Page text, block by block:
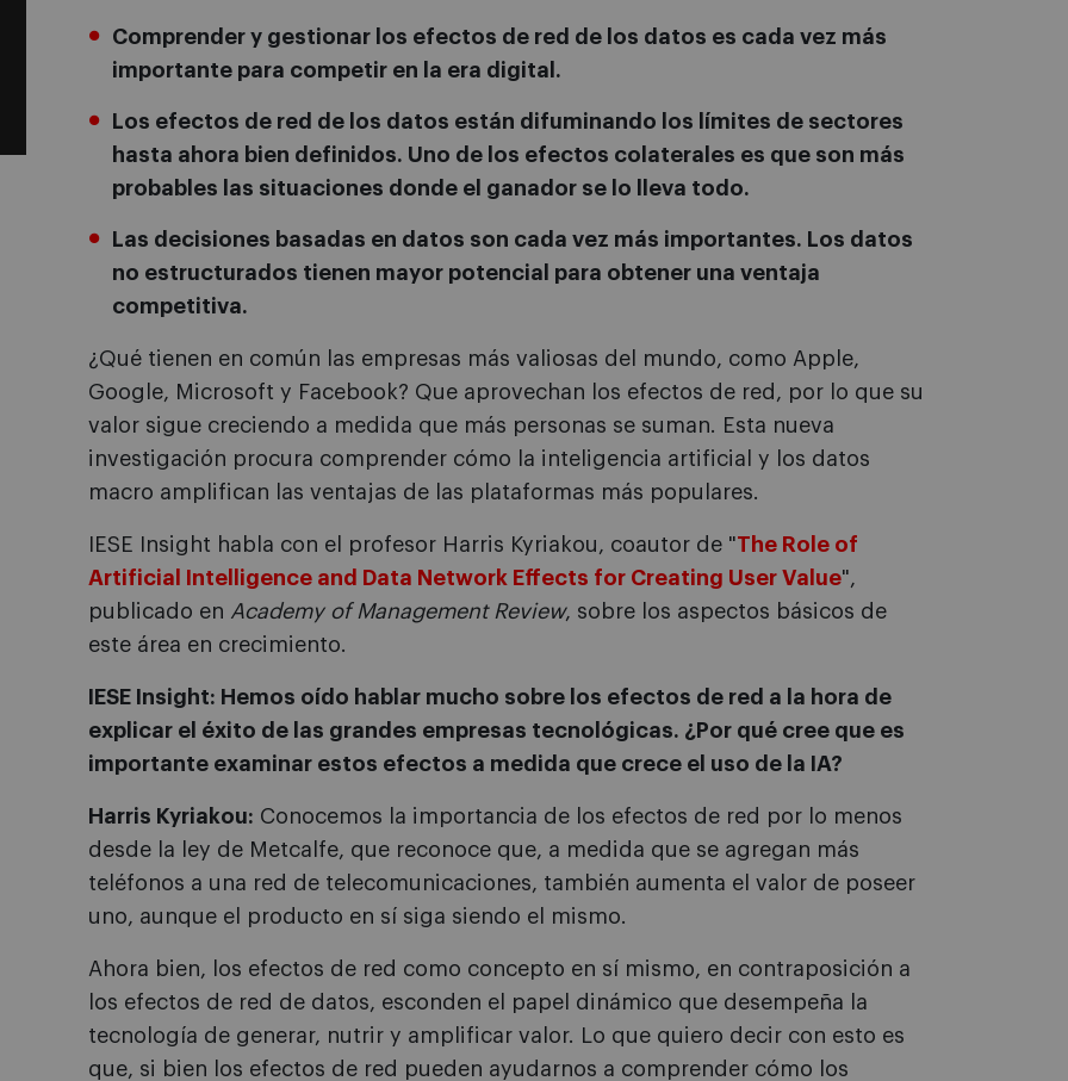
Comprender y gestionar los efectos de red de los datos es cada vez más
importante para competir en la era digital.
Los efectos de red de los datos están difuminando los límites de sectores
hasta ahora bien definidos. Uno de los efectos colaterales es que son más
probables las situaciones donde el ganador se lo lleva todo.
Las decisiones basadas en datos son cada vez más importantes. Los datos
no estructurados tienen mayor potencial para obtener una ventaja
competitiva.
¿Qué tienen en común las empresas más valiosas del mundo, como Apple,
Google, Microsoft y Facebook? Que aprovechan los efectos de red, por lo que su
valor sigue creciendo a medida que más personas se suman. Esta nueva
investigación procura comprender cómo la inteligencia artificial y los datos
macro amplifican las ventajas de las plataformas más populares.
IESE Insight habla con el profesor Harris Kyriakou, coautor de "The Role of
Artificial Intelligence and Data Network Effects for Creating User Value",
publicado en Academy of Management Review, sobre los aspectos básicos de
este área en crecimiento.
IESE Insight: Hemos oído hablar mucho sobre los efectos de red a la hora de
explicar el éxito de las grandes empresas tecnológicas. ¿Por qué cree que es
importante examinar estos efectos a medida que crece el uso de la IA?
Harris Kyriakou: Conocemos la importancia de los efectos de red por lo menos
desde la ley de Metcalfe, que reconoce que, a medida que se agregan más
teléfonos a una red de telecomunicaciones, también aumenta el valor de poseer
uno, aunque el producto en sí siga siendo el mismo.
Ahora bien, los efectos de red como concepto en sí mismo, en contraposición a
los efectos de red de datos, esconden el papel dinámico que desempeña la
tecnología de generar, nutrir y amplificar valor. Lo que quiero decir con esto es
que, si bien los efectos de red pueden ayudarnos a comprender cómo los